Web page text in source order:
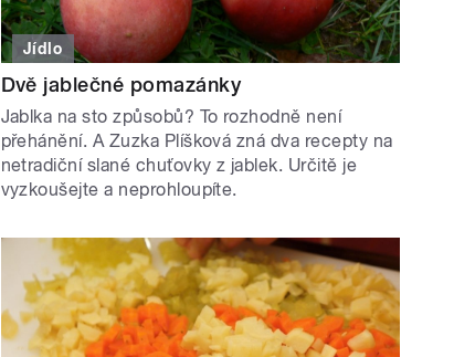
Jídlo
Dvě jablečné pomazánky
Jablka na sto způsobů? To rozhodně není
přehánění. A Zuzka Plíšková zná dva recepty na
netradiční slané chuťovky z jablek. Určitě je
vyzkoušejte a neprohloupíte.